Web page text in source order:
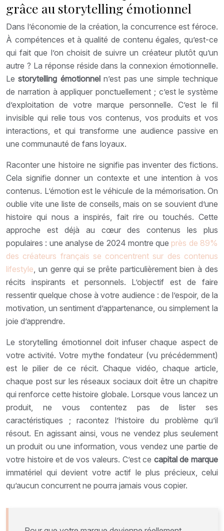
grâce au storytelling émotionnel
Dans l’économie de la création, la concurrence est féroce.
À compétences et à qualité de contenu égales, qu’est-ce
qui fait que l’on choisit de suivre un créateur plutôt qu’un
autre ? La réponse réside dans la connexion émotionnelle.
Lestorytelling émotionneln’est pas une simple technique
de narration à appliquer ponctuellement ; c’est le système
d’exploitation de votre marque personnelle. C’est le fil
invisible qui relie tous vos contenus, vos produits et vos
interactions, et qui transforme une audience passive en
une communauté de fans loyaux.
Raconter une histoire ne signifie pas inventer des fictions.
Cela signifie donner un contexte et une intention à vos
contenus. L’émotion est le véhicule de la mémorisation. On
oublie vite une liste de conseils, mais on se souvient d’une
histoire qui nous a inspirés, fait rire ou touchés. Cette
approche est déjà au cœur des contenus les plus
populaires : une analyse de 2024 montre que près de 89%
des créateurs français se concentrent sur des contenus
lifestyle , un genre qui se prête particulièrement bien à des
récits inspirants et personnels. L’objectif est de faire
ressentir quelque chose à votre audience : de l’espoir, de la
motivation, un sentiment d’appartenance, ou simplement la
joie d’apprendre.
Le storytelling émotionnel doit infuser chaque aspect de
votre activité. Votre mythe fondateur (vu précédemment)
est le pilier de ce récit. Chaque vidéo, chaque article,
chaque post sur les réseaux sociaux doit être un chapitre
qui renforce cette histoire globale. Lorsque vous lancez un
produit, ne vous contentez pas de lister ses
caractéristiques ; racontez l’histoire du problème qu’il
résout. En agissant ainsi, vous ne vendez plus seulement
un produit ou une information, vous vendez une partie de
votre histoire et de vos valeurs. C’est ce capital de marque
immatériel qui devient votre actif le plus précieux, celui
qu’aucun concurrent ne pourra jamais vous copier.